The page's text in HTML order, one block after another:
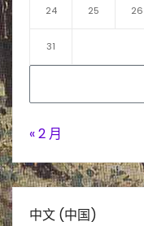
24 25 26
31
« 2 月
中文 (中国)